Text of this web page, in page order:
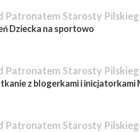
Patronatem Starosty
Dziecka na sportowo
Patronatem Starosty
z blogerkami i inicjatorkami
Patronatem Starosty